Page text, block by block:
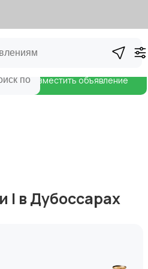
Разместить объявление
| в Дубоссарах